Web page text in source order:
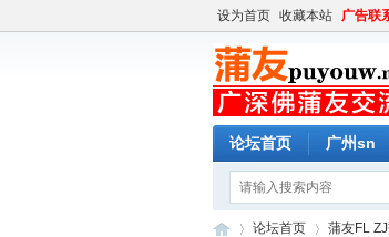
设为首页 收藏本站 广告联
论坛首页 广州sn
论坛首页 蒲友FL